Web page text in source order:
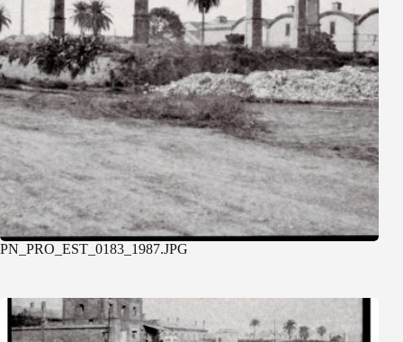
PN_PRO_EST_0183_1987.JPG